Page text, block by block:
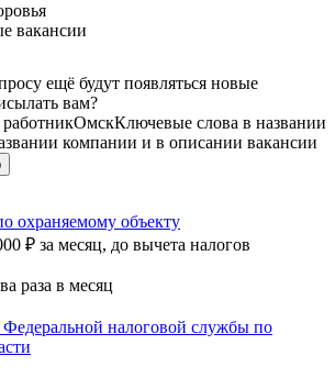
вакансии
ещё будут появляться новые
вам?
ОмскКлючевые слова в названии
компании и в описании вакансии
охраняемому объекту
₽ за месяц, до вычета налогов
раза в месяц
налоговой службы по